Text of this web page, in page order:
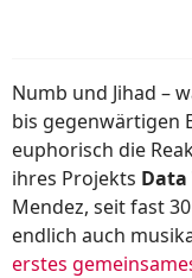
Numb und Jihad –
bis gegenwärtigen
euphorisch die
ihres Projekts Data
Mendez, seit fast
endlich auch
erstes